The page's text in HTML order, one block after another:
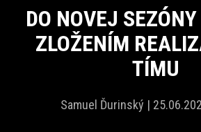
DO NOVEJ
ZLOŽENÍM
TÍMU
Samuel Ďurinský |